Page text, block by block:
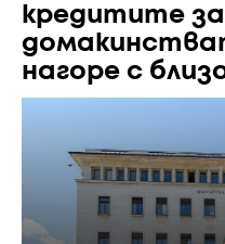
кредитите за
нагоре с